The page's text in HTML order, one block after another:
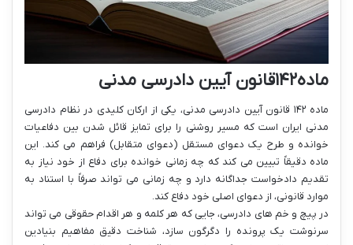
ماده۱۴۲قانون آیین دادرسی مدنی
ماده ۱۴۲ قانون آیین دادرسی مدنی، یکی از ارکان کلیدی در نظام دادرسی
مدنی ایران است که مسیر روشنی را برای تمایز قائل شدن بین دفاعیات
خوانده و طرح یک دعوای مستقل (دعوای متقابل) فراهم می کند. این
ماده دقیقاً تبیین می کند که چه زمانی خوانده برای دفاع از خود نیاز به
تقدیم دادخواست جداگانه دارد و چه زمانی می تواند صرفاً با استناد به
موارد قانونی، از دعوای اصلی خود دفاع کند.
در پیچ و خم های دادرسی، جایی که هر کلمه و هر اقدام حقوقی می تواند
سرنوشت یک پرونده را دگرگون سازد، شناخت دقیق مفاهیم بنیادین